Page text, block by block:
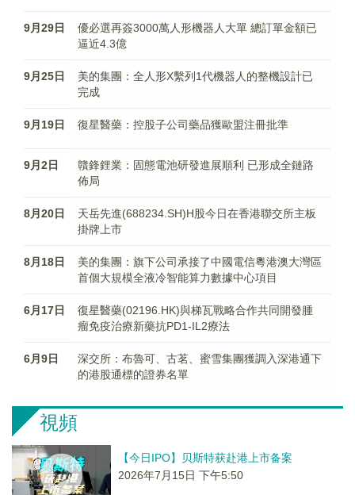
9月29日
優必選再簽3000萬人形機器人大單 總訂單金額已
逼近4.3億
9月25日
美的集團：全人形X繫列1代機器人的整機設計已
完成
9月19日 復星醫藥：控股子公司藥品獲歐盟注冊批準
9月2日
贛鋒鋰業：固態電池研發進展順利 已形成全鏈路
佈局
8月20日
天岳先進(688234.SH)H股今日在香港聯交所主板
掛牌上市
8月18日
美的集團：旗下公司承接了中國電信粵港澳大灣區
首個大規模全液冷智能算力數據中心項目
6月17日
復星醫藥(02196.HK)與梯瓦戰略合作共同開發腫
瘤免疫治療新藥抗PD1-IL2療法
6月9日
深交所：布魯可、古茗、蜜雪集團獲調入深港通下
的港股通標的證券名單
視頻
【今日IPO】贝斯特获赴港上市备案
2026年7月15日 下午5:50